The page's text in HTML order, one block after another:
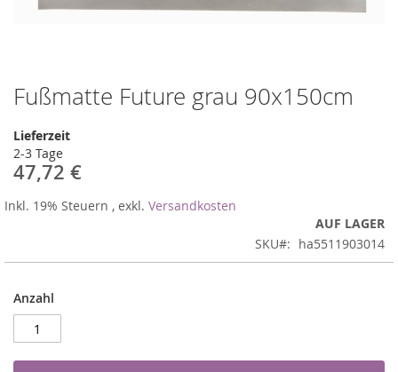
Fußmatte Future grau 90x150cm
Lieferzeit
2-3 Tage
47,72 €
Inkl. 19% Steuern , exkl. Versandkosten
AUF LAGER
SKU
ha5511903014
Anzahl
Zum
Anfang
der
Bildergalerie
springen